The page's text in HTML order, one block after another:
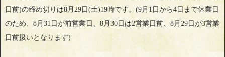
日前)の締め切りは8月29日(土)19時です。(9月1日から4日まで休業日
のため、8月31日が前営業日、8月30日は2営業日前、8月29日が3営業
日前扱いとなります)